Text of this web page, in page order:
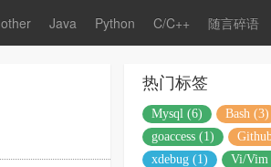
other Java Python C/C++ 随言碎语
热门标签
Mysql (6) Bash (3)
goaccess (1)
xdebug (1)
Vi/Vim